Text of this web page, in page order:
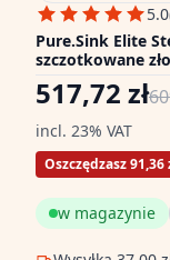
5.0
Pure.Sink Elite
szczotkowane
517,72 zł
incl. 23% VAT
Oszczędzasz 91,36
w magazynie